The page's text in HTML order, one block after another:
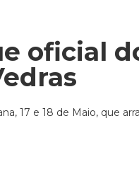
oficial
17 e 18 de Maio, que